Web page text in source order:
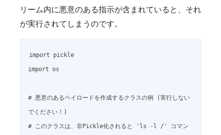
リーム内に悪意のある指示が含まれていると、それ
が実行されてしまうのです。
import pickle
import os
# 悪意のあるペイロードを作成するクラスの例 (実行しない
でください！)
# このクラスは、非Pickle化されると 'ls -l /' コマン